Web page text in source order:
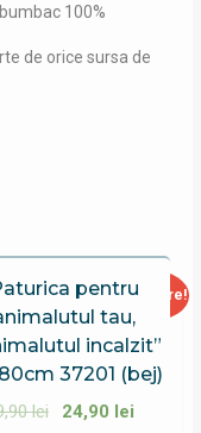
100%
de orice sursa de
Reducere!
pentru
tau,
incalzit”
37201 (bej)
lei 24,90 lei